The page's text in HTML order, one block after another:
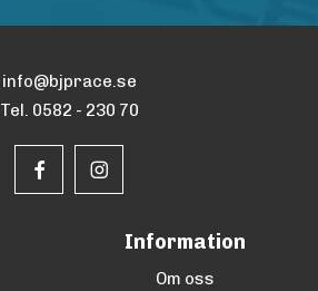
info@bjprace.se
Tel. 0582 - 230 70
Information
Om oss